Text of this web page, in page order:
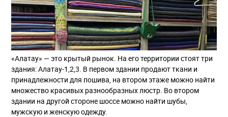
«Алатау» — это крытый рынок. На его территории стоят три
здания: Алатау-1,2,3. В первом здании продают ткани и
принадлежности для пошива, на втором этаже можно найти
множество красивых разнообразных люстр. Во втором
здании на другой стороне шоссе можно найти шубы,
мужскую и женскую одежду.